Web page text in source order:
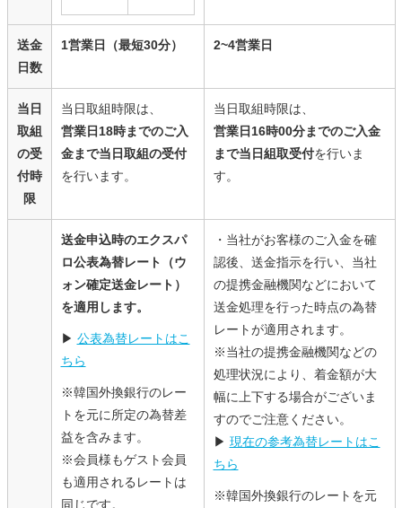
送金
日数
1営業日（最短30分） 2~4営業日
当日
取組
の受
付時
限
当日取組時限は、
営業日18時までのご入
金まで当日取組の受付
を行います。
当日取組時限は、
営業日16時00分までのご入金
まで当日組取受付を行いま
す。
送金申込時のエクスパ
ロ公表為替レート（ウ
ォン確定送金レート）
を適用します。
▶ 公表為替レートはこ
ちら
※韓国外換銀行のレー
トを元に所定の為替差
益を含みます。
※会員様もゲスト会員
も適用されるレートは
同じです。
・当社がお客様のご入金を確
認後、送金指示を行い、当社
の提携金融機関などにおいて
送金処理を行った時点の為替
レートが適用されます。
※当社の提携金融機関などの
処理状況により、着金額が大
幅に上下する場合がございま
すのでご注意ください。
▶ 現在の参考為替レートはこ
ちら
※韓国外換銀行のレートを元